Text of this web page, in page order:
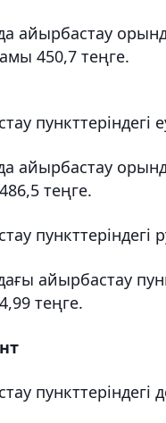
айырбастау
450,7 теңге.
пункттеріндегі
айырбастау
теңге.
пункттеріндегі
айырбастау
теңге.
пункттеріндегі